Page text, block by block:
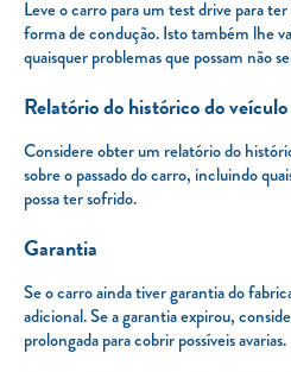
Leve o carro para um test drive para
forma de condução. Isto também lhe
quaisquer problemas que possam não
Relatório do histórico do veículo
Considere obter um relatório do
sobre o passado do carro, incluindo
possa ter sofrido.
Garantia
Se o carro ainda tiver garantia do
adicional. Se a garantia expirou,
prolongada para cobrir possíveis avarias.